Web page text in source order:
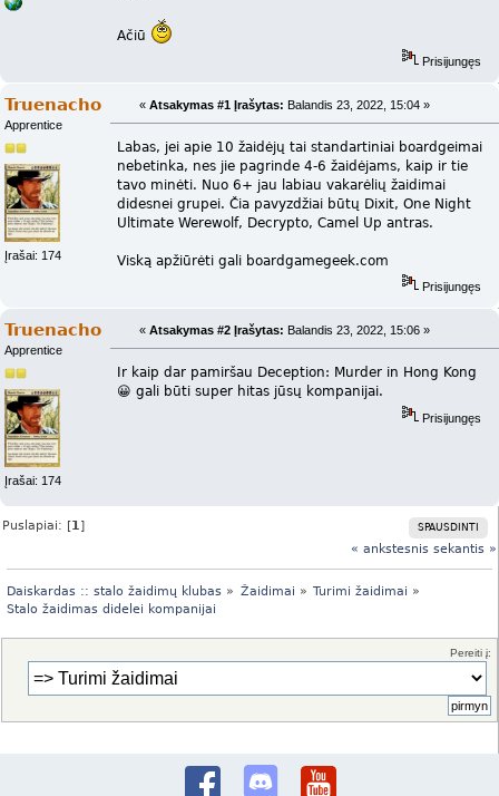
Ačiū
Prisijungęs
Truenacho
Apprentice
Įrašai: 174
« Atsakymas #1 Įrašytas: Balandis 23, 2022, 15:04 »
Labas, jei apie 10 žaidėjų tai standartiniai boardgeimai
nebetinka, nes jie pagrinde 4-6 žaidėjams, kaip ir tie
tavo minėti. Nuo 6+ jau labiau vakarėlių žaidimai
didesnei grupei. Čia pavyzdžiai būtų Dixit, One Night
Ultimate Werewolf, Decrypto, Camel Up antras.
Viską apžiūrėti gali boardgamegeek.com
Prisijungęs
Truenacho
Apprentice
Įrašai: 174
« Atsakymas #2 Įrašytas: Balandis 23, 2022, 15:06 »
Ir kaip dar pamiršau Deception: Murder in Hong Kong
😀 gali būti super hitas jūsų kompanijai.
Prisijungęs
SPAUSDINTI
Puslapiai: [1 ]
« ankstesnis sekantis »
Daiskardas :: stalo žaidimų klubas » Žaidimai » Turimi žaidimai »
Stalo žaidimas didelei kompanijai
Pereiti į: